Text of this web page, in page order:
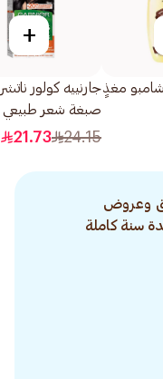
شامبو مغذٍ
+
جارنييه كولور
صبغة شعر طبيعي
رقم 0.1 1قطعة
24.15
21.73
وعروض
سنة كاملة